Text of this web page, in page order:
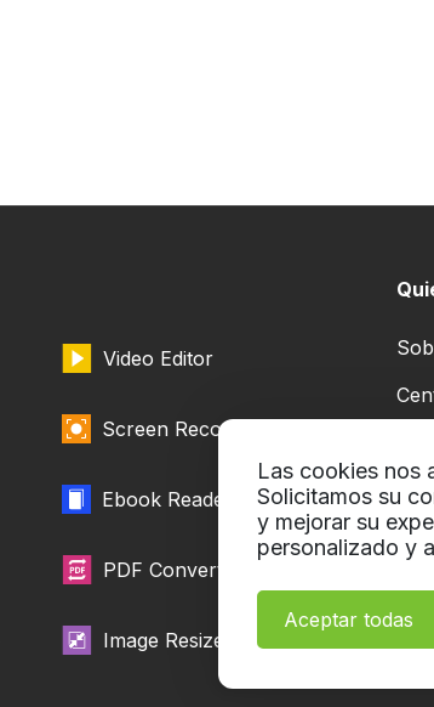
Las cookies nos
Solicitamos su
y mejorar su
personalizado y
Aceptar todas
Video Editor
Screen Recorder
Ebook Reader
PDF Converter
Image Resizer